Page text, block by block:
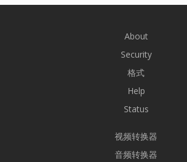
About
Security
格式
Help
Status
视频转换器
音频转换器